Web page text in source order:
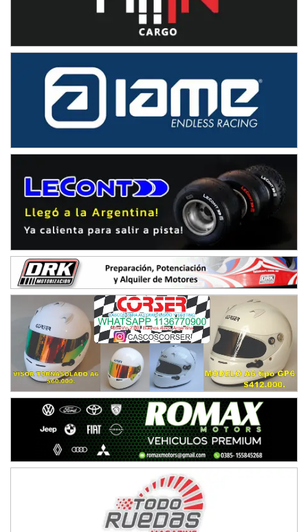
Ciudad de Avellaneda (Asfalto)
SUR SANTAFESINO - F4
José Samuel Sánchez (Tierra)
Rufino (Santa Fe)
Juan Navarro (Asfalto)